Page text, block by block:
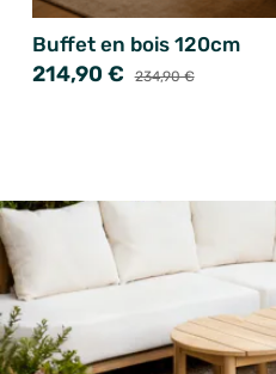
Buffet en bois 120cm
214,90 € 234,90 €